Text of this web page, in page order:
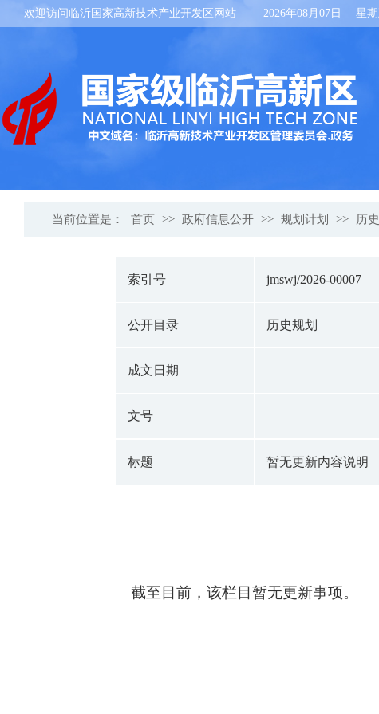
欢迎访问临沂国家高新技术产业开发区网站 2026年08月07日 星
当前位置是： 首页 >> 政府信息公开 >> 规划计划 >> 历
索引号 jmswj/2026-00007
公开目录 历史规划
成文日期
文号
标题 暂无更新内容说明
截至目前，该栏目暂无更新事项。